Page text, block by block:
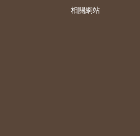
相關網站